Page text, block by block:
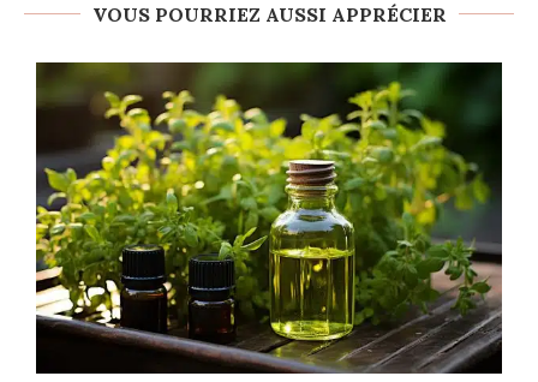
VOUS POURRIEZ AUSSI APPRÉCIER